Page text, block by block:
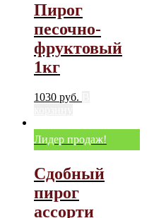
Пирог
песочно-
фруктовый
1кг
1030 руб.
Лидер продаж!
Сдобный
пирог
ассорти